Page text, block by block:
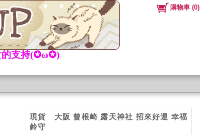
購物車 (0)
現貨 大阪 曾根崎 露天神社 招來好運 幸福
鈴守
的支持(✪ω✪)